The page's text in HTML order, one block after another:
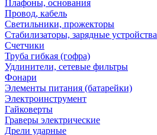
Плафоны, основания
Провод, кабель
Светильники, прожекторы
Стабилизаторы, зарядные устройства
Счетчики
Труба гибкая (гофра)
Удлинители, сетевые фильтры
Фонари
Элементы питания (батарейки)
Электроинструмент
Гайковерты
Граверы электрические
Дрели ударные